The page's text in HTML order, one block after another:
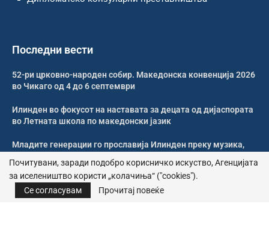
Последни вести
52-ри црковно-народен собир. Македонска конвенција 2026
во Чикаго од 4 до 6 септември
Илинден во фокусот на наставата за децата од дијаспората
во Летната школа по македонски јазик
Младите генерации го прославија Илинден преку музика,
Свечено и молитвено одбележан Илинден во Џилонг
Почитувани, заради подобро корисничко искуство, Агенцијата
за иселеништво користи „колачиња“ ("cookies").
Се согласувам
Прочитај повеќе